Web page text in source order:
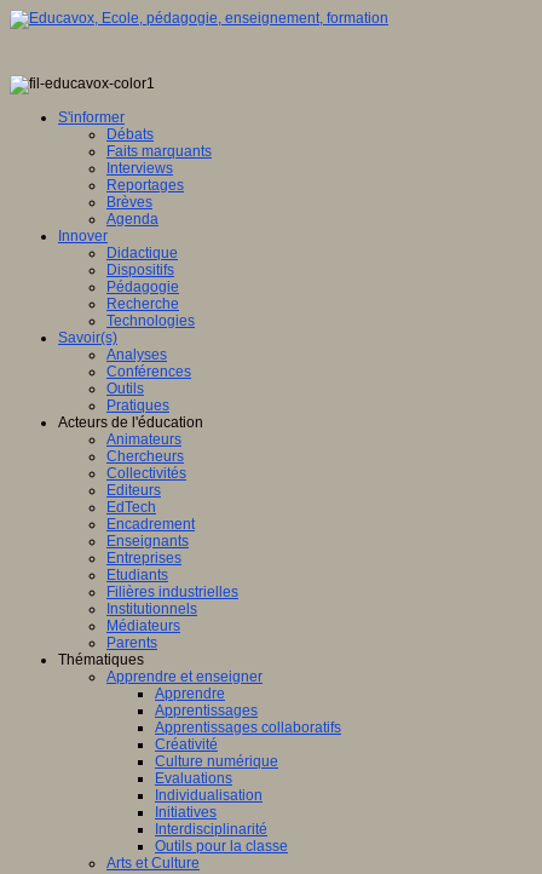
S'informer
Débats
Faits marquants
Interviews
Reportages
Brèves
Agenda
Innover
Didactique
Dispositifs
Pédagogie
Recherche
Technologies
Savoir(s)
Analyses
Conférences
Outils
Pratiques
Acteurs de l'éducation
Animateurs
Chercheurs
Collectivités
Editeurs
EdTech
Encadrement
Enseignants
Entreprises
Etudiants
Filières industrielles
Institutionnels
Médiateurs
Parents
Thématiques
Apprendre et enseigner
Apprendre
Apprentissages
Apprentissages collaboratifs
Créativité
Culture numérique
Evaluations
Individualisation
Initiatives
Interdisciplinarité
Outils pour la classe
Arts et Culture